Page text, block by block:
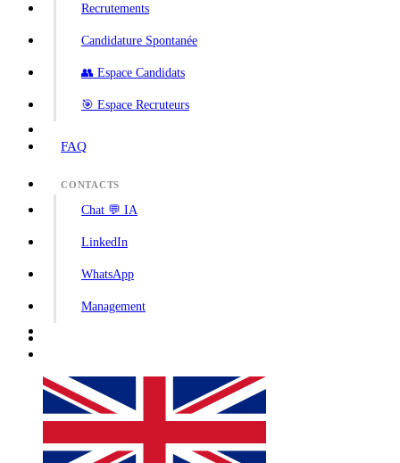
Recrutements
Candidature Spontanée
👥 Espace Candidats
🎯 Espace Recruteurs
FAQ
CONTACTS
Chat 💬 IA
LinkedIn
WhatsApp
Management